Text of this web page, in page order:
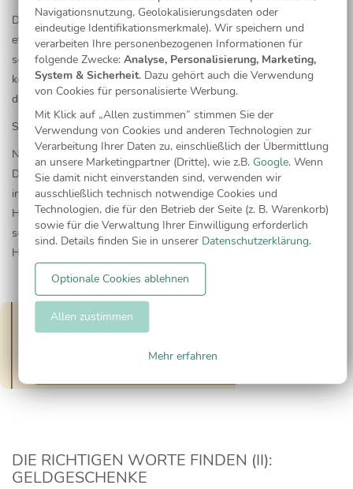
Die Dresscode-Angabe „Cocktail“ steht für eine festliche, aber
etwas weniger förmliche Hochzeitsfeier. Für Männer bedeutet sie
schlicht: Trage einen dunklen Anzug mit Krawatte! Die Damen
kommen, wie der Name schon sagt, im Cocktailkleid, das bis zu
den Knien reichen sollte.
Smart Casual
Noch etwas weniger förmlich geht es auf einer Feier mit dem
Dresscode „Smart Casual“ zu. Männer kommen bei dieser Angabe
in Chino, Anzughose oder in dunkler Jeans. Dazu tragen sie ein
Hemd mit passendem Sakko. Eine Krawatte kann, muss aber nicht
sein. Frauen tragen ein Kleid oder eine Kombination aus Rock oder
Hose mit einer Bluse.
DIE RICHTIGEN WORTE FINDEN (II):
GELDGESCHENKE
Navigationsnutzung, Geolokalisierungsdaten oder
eindeutige Identifikationsmerkmale). Wir speichern und
verarbeiten Ihre personenbezogenen Informationen für
folgende Zwecke:Analyse, Personalisierung, Marketing,
System & Sicherheit. Dazu gehört auch die Verwendung
von Cookies für personalisierte Werbung.
Mit Klick auf „Allen zustimmen” stimmen Sie der
Verwendung von Cookies und anderen Technologien zur
Verarbeitung Ihrer Daten zu, einschließlich der Übermittlung
an unsere Marketingpartner (Dritte), wie z.B. Google. Wenn
Sie damit nicht einverstanden sind, verwenden wir
ausschließlich technisch notwendige Cookies und
Technologien, die für den Betrieb der Seite (z. B. Warenkorb)
sowie für die Verwaltung Ihrer Einwilligung erforderlich
sind. Details finden Sie in unserer Datenschutzerklärung.
Mehr erfahren
Optionale Cookies ablehnen
Allen zustimmen